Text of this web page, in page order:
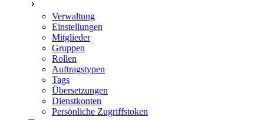
Verwaltung
Einstellungen
Mitglieder
Gruppen
Rollen
Auftragstypen
Tags
Übersetzungen
Dienstkonten
Persönliche Zugriffstoken